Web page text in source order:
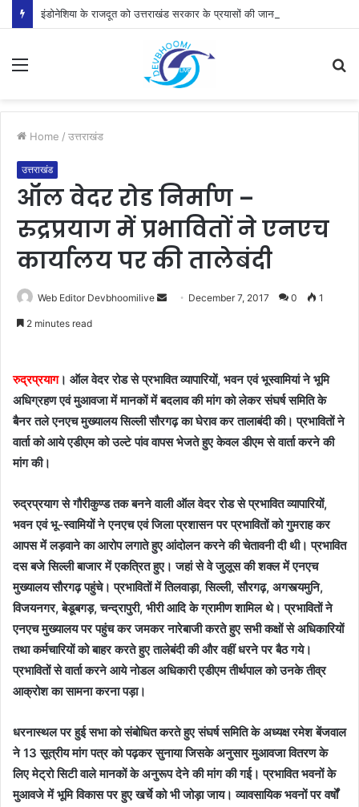
इंडोनेशिया के राजदूत को उत्तराखंड सरकार के प्रयासों की जानकारी दी
Menu
Home / उत्तराखंड
उत्तराखंड
ऑल वेदर रोड निर्माण –
रुद्रप्रयाग में प्रभावितों ने एनएच
कार्यालय पर की तालेबंदी
Web Editor Devbhoomilive
Send December 7, 2017 0 1
2 minutes read
रुद्रप्रयाग। ऑल वेदर रोड से प्रभावित व्यापारियों, भवन एवं भूस्वामियां ने भूमि
अधिग्रहण एवं मुआवजा में मानकों में बदलाव की मांग को लेकर संघर्ष समिति के
बैनर तले एनएच मुख्यालय सिल्ली सौरगढ़ का घेराव कर तालाबंदी की। प्रभावितों ने
वार्ता को आये एडीएम को उल्टे पांव वापस भेजते हुए केवल डीएम से वार्ता करने की
मांग की।
रुद्रप्रयाग से गौरीकुण्ड तक बनने वाली ऑल वेदर रोड से प्रभावित व्यापारियों,
भवन एवं भू-स्वामियों ने एनएच एवं जिला प्रशासन पर प्रभावितों को गुमराह कर
आपस में लड़वाने का आरोप लगाते हुए आंदोलन करने की चेतावनी दी थी। प्रभावित
दस बजे सिल्ली बाजार में एकत्रित हुए। जहां से वे जुलूस की शक्ल में एनएच
मुख्यालय सौरगढ़ पहुंचे। प्रभावितों में तिलवाड़ा, सिल्ली, सौरगढ़, अगस्त्यमुनि,
विजयनगर, बेडूबगड़, चन्द्रापुरी, भीरी आदि के ग्रामीण शामिल थे। प्रभावितों ने
एनएच मुख्यालय पर पहुंच कर जमकर नारेबाजी करते हुए सभी कक्षों से अधिकारियों
तथा कर्मचारियों को बाहर करते हुए तालेबंदी की और वहीं धरने पर बैठ गये।
प्रभावितों से वार्ता करने आये नोडल अधिकारी एडीएम तीर्थपाल को उनके तीव्र
आक्रोश का सामना करना पड़ा।
धरनास्थल पर हुई सभा को संबोधित करते हुए संघर्ष समिति के अध्यक्ष रमेश बेंजवाल
ने 13 सूत्रीय मांग पत्र को पढ़कर सुनाया जिसके अनुसार मुआवजा वितरण के
लिए मेट्रो सिटी वाले मानकों के अनुरूप देने की मांग की गई। प्रभावित भवनों के
मुआवजे में भूमि विकास पर हुए खर्चे को भी जोड़ा जाय। व्यावसायिक भवनों पर वर्षों